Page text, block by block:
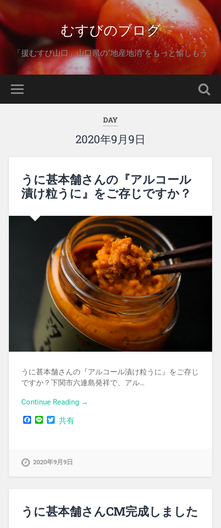
むすびのブログ
「援むすび山口」山口県の"地産地消"をもっと愉しもう
DAY
2020年9月9日
うに甚本舗さんの『アルコール
漬け粒うに』をご存じですか？
うに甚本舗さんの『アルコール漬け粒うに』をご存じ
ですか？下関市六連島発祥で、アル…
Continue Reading →
Facebook
LineTwitter
共有
2020年9月9日
うに甚本舗さんCM完成しました